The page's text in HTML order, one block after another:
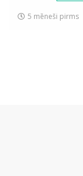
5 mēneši pirms